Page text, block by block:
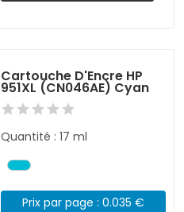
Cartouche D'Encre HP
951XL (CN046AE) Cyan
Quantité : 17 ml
Prix par page : 0.035 €